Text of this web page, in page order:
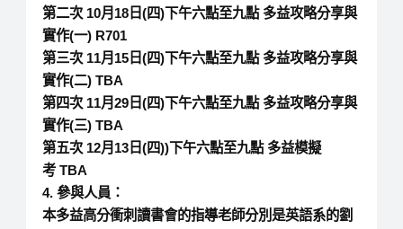
第二次 10月18日(四)下午六點至九點 多益攻略分享與
實作(一) R701
第三次 11月15日(四)下午六點至九點 多益攻略分享與
實作(二) TBA
第四次 11月29日(四)下午六點至九點 多益攻略分享與
實作(三) TBA
第五次 12月13日(四))下午六點至九點 多益模擬
考 TBA
4. 參與人員：
本多益高分衝刺讀書會的指導老師分別是英語系的劉